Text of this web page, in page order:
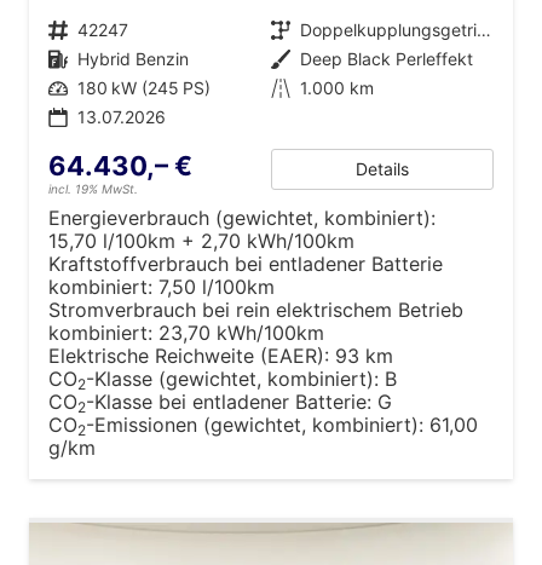
Fahrzeugnr. 42247 Getriebe
Doppelkupplungsgetriebe (DSG)
Kraftstoff Hybrid Benzin Außenfarbe Deep Black Perleffekt
Leistung 180 kW (245 PS) Kilometerstand 1.000 km
13.07.2026
64.430,– €
incl. 19% MwSt.
Details
Energieverbrauch (gewichtet, kombiniert):
15,70 l/100km + 2,70 kWh/100km
Kraftstoffverbrauch bei entladener Batterie
kombiniert: 7,50 l/100km
Stromverbrauch bei rein elektrischem Betrieb
kombiniert: 23,70 kWh/100km
Elektrische Reichweite (EAER): 93 km
CO2-Klasse (gewichtet, kombiniert): B
CO2-Klasse bei entladener Batterie: G
CO2-Emissionen (gewichtet, kombiniert): 61,00
g/km